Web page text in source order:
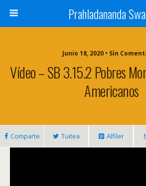
Prahladananda
Junio 18, 2020 • Sin
Vídeo – SB 3.15.2 Pobres
Americanos
Comparte Tuitea Alfiler